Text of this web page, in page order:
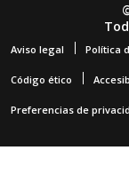
Aviso legal Política
Código ético
Preferencias de